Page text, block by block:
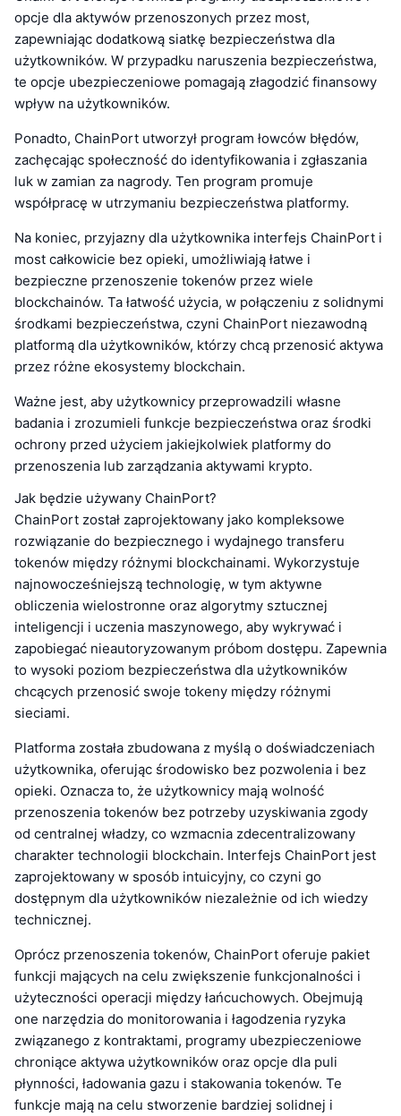
opcje dla aktywów przenoszonych przez most,
zapewniając dodatkową siatkę bezpieczeństwa dla
użytkowników. W przypadku naruszenia bezpieczeństwa,
te opcje ubezpieczeniowe pomagają złagodzić finansowy
wpływ na użytkowników.
Ponadto, ChainPort utworzył program łowców błędów,
zachęcając społeczność do identyfikowania i zgłaszania
luk w zamian za nagrody. Ten program promuje
współpracę w utrzymaniu bezpieczeństwa platformy.
Na koniec, przyjazny dla użytkownika interfejs ChainPort i
most całkowicie bez opieki, umożliwiają łatwe i
bezpieczne przenoszenie tokenów przez wiele
blockchainów. Ta łatwość użycia, w połączeniu z solidnymi
środkami bezpieczeństwa, czyni ChainPort niezawodną
platformą dla użytkowników, którzy chcą przenosić aktywa
przez różne ekosystemy blockchain.
Ważne jest, aby użytkownicy przeprowadzili własne
badania i zrozumieli funkcje bezpieczeństwa oraz środki
ochrony przed użyciem jakiejkolwiek platformy do
przenoszenia lub zarządzania aktywami krypto.
Jak będzie używany ChainPort?
ChainPort został zaprojektowany jako kompleksowe
rozwiązanie do bezpiecznego i wydajnego transferu
tokenów między różnymi blockchainami. Wykorzystuje
najnowocześniejszą technologię, w tym aktywne
obliczenia wielostronne oraz algorytmy sztucznej
inteligencji i uczenia maszynowego, aby wykrywać i
zapobiegać nieautoryzowanym próbom dostępu. Zapewnia
to wysoki poziom bezpieczeństwa dla użytkowników
chcących przenosić swoje tokeny między różnymi
sieciami.
Platforma została zbudowana z myślą o doświadczeniach
użytkownika, oferując środowisko bez pozwolenia i bez
opieki. Oznacza to, że użytkownicy mają wolność
przenoszenia tokenów bez potrzeby uzyskiwania zgody
od centralnej władzy, co wzmacnia zdecentralizowany
charakter technologii blockchain. Interfejs ChainPort jest
zaprojektowany w sposób intuicyjny, co czyni go
dostępnym dla użytkowników niezależnie od ich wiedzy
technicznej.
Oprócz przenoszenia tokenów, ChainPort oferuje pakiet
funkcji mających na celu zwiększenie funkcjonalności i
użyteczności operacji między łańcuchowych. Obejmują
one narzędzia do monitorowania i łagodzenia ryzyka
związanego z kontraktami, programy ubezpieczeniowe
chroniące aktywa użytkowników oraz opcje dla puli
płynności, ładowania gazu i stakowania tokenów. Te
funkcje mają na celu stworzenie bardziej solidnej i